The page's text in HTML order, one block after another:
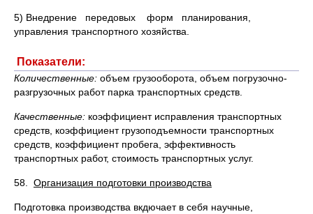
5) Внедрение передовых форм планирования,
управления транспортного хозяйства.
Показатели:
Количественные: объем грузооборота, объем погрузочно-
разгрузочных работ парка транспортных средств.
Качественные: коэффициент исправления транспортных
средств, коэффициент грузоподъемности транспортных
средств, коэффициент пробега, эффективность
транспортных работ, стоимость транспортных услуг.
58. Организация подготовки производства
Подготовка производства вкдючает в себя научные,